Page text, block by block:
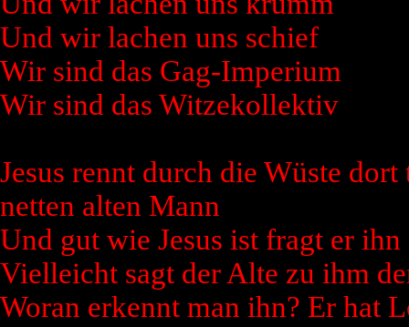
Und wir lachen uns schief
Wir sind das Gag-Imperium
Wir sind das Witzekollektiv
Jesus rennt durch die Wüste
netten alten Mann
Und gut wie Jesus ist fragt er
Vielleicht sagt der Alte zu ihm
Woran erkennt man ihn? Er hat